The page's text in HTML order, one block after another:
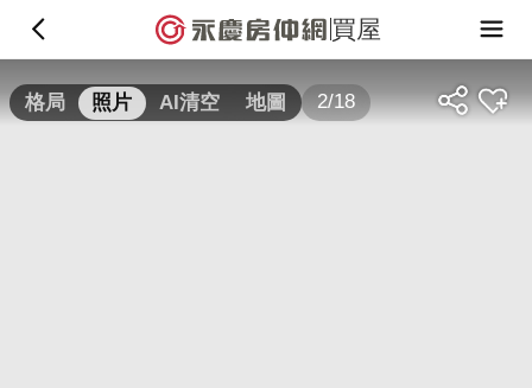
買屋
格局 照片 AI清空 地圖 2/18